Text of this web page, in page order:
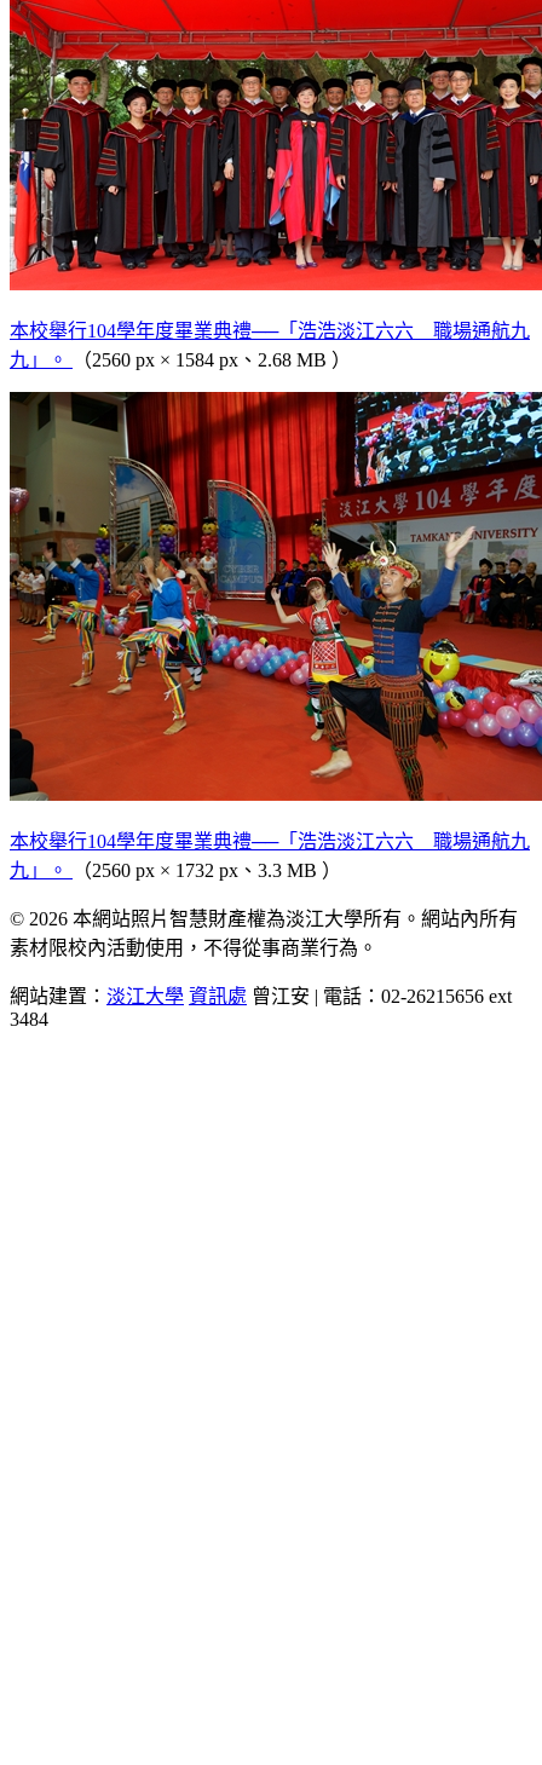
本校舉行104學年度畢業典禮──「浩浩淡江六六 職場通航九
九」。
（2560 px × 1584 px、2.68 MB ）
本校舉行104學年度畢業典禮──「浩浩淡江六六 職場通航九
九」。
（2560 px × 1732 px、3.3 MB ）
© 2026 本網站照片智慧財產權為淡江大學所有。網站內所有
素材限校內活動使用，不得從事商業行為。
網站建置： 淡江大學 資訊處 曾江安 | 電話：02-26215656 ext
3484